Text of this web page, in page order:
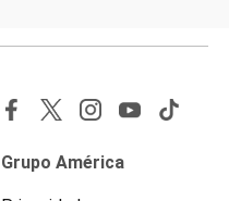
Grupo América